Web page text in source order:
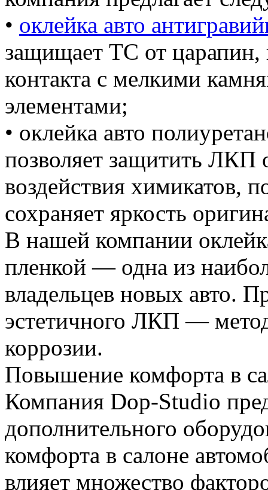
• оклейка авто
защищает ТС от царапин,
контакта с мелкими
элементами;
• оклейка авто
позволяет защитить ЛКП
воздействия химикатов,
сохраняет яркость
В нашей компании
пленкой — одна из
владельцев новых авто.
эстетичного ЛКП —
коррозии.
Повышение комфорта в
Компания Dop-Studio
дополнительного
комфорта в салоне
влияет множество